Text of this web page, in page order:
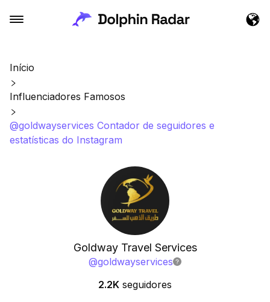
Início
Influenciadores Famosos
@goldwayservices Contador de seguidores e
estatísticas do Instagram
Goldway Travel Services
@goldwayservices
2.2K seguidores